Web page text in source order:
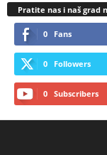
Pratite nas i naš grad
0 Fans
0 Followers
0 Subscribers